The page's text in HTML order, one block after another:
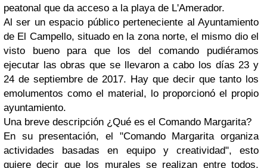
peatonal que da acceso a la playa de L'Amerador.
Al ser un espacio público perteneciente al Ayuntamiento
de El Campello, situado en la zona norte, el mismo dio el
visto bueno para que los del comando pudiéramos
ejecutar las obras que se llevaron a cabo los días 23 y
24 de septiembre de 2017. Hay que decir que tanto los
emolumentos como el material, lo proporcionó el propio
ayuntamiento.
Una breve descripción ¿Qué es el Comando Margarita?
En su presentación, el "Comando Margarita organiza
actividades basadas en equipo y creatividad", esto
quiere decir que los murales se realizan entre todos.